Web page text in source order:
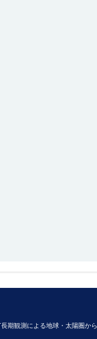
期観測による地球・太陽圏